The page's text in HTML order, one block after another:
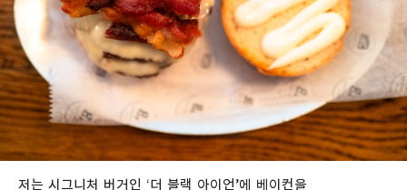
저는 시그니처 버거인 ‘더 블랙 아이언’에 베이컨을